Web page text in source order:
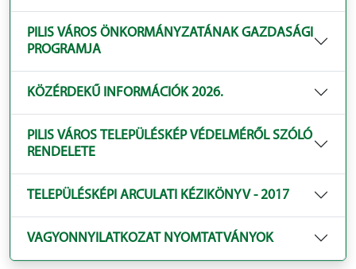
PILIS VÁROS ÖNKORMÁNYZATÁNAK GAZDASÁGI
PROGRAMJA
KÖZÉRDEKŰ INFORMÁCIÓK 2026.
PILIS VÁROS TELEPÜLÉSKÉP VÉDELMÉRŐL SZÓLÓ
RENDELETE
TELEPÜLÉSKÉPI ARCULATI KÉZIKÖNYV - 2017
VAGYONNYILATKOZAT NYOMTATVÁNYOK